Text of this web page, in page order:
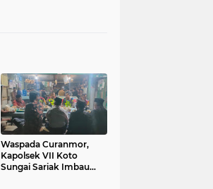
Waspada Curanmor,
Kapolsek VII Koto
Sungai Sariak Imbau